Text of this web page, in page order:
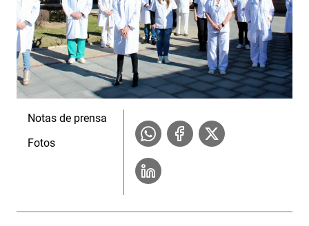
Notas de prensa
Fotos